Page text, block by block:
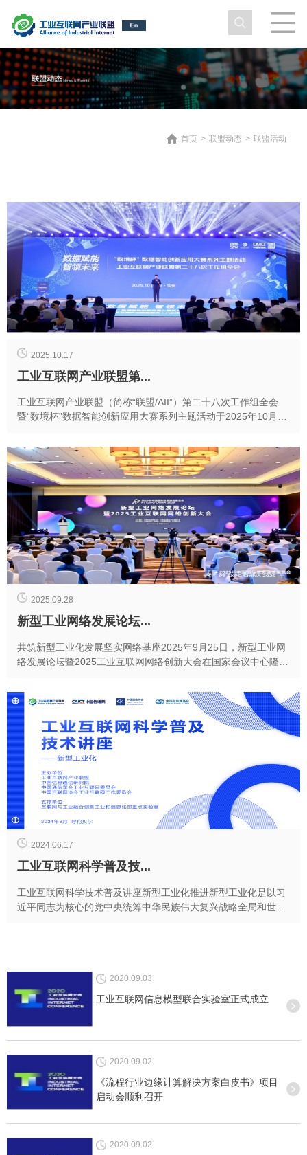
首页 > 联盟动态 > 联盟活动
2025.10.17
工业互联网产业联盟第...
工业互联网产业联盟（简称“联盟/AII”）第二十八次工作组全会
暨“数境杯”数据智能创新应用大赛系列主题活动于2025年10月16
2025.09.28
新型工业网络发展论坛...
共筑新型工业化发展坚实网络基座2025年9月25日，新型工业网
络发展论坛暨2025工业互联网网络创新大会在国家会议中心隆重
2024.06.17
工业互联网科学普及技...
工业互联网科学技术普及讲座新型工业化推进新型工业化是以习
近平同志为核心的党中央统筹中华民族伟大复兴战略全局和世界
2020.09.03
工业互联网信息模型联合实验室正式成立
2020.09.02
《流程行业边缘计算解决方案白皮书》项目
启动会顺利召开
2020.09.02